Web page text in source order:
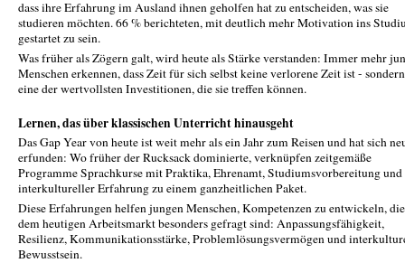
dass ihre Erfahrung im Ausland ihnen geholfen hat zu entscheiden, was sie
studieren möchten. 66 % berichteten, mit deutlich mehr Motivation ins
gestartet zu sein.
Was früher als Zögern galt, wird heute als Stärke verstanden: Immer mehr
Menschen erkennen, dass Zeit für sich selbst keine verlorene Zeit ist - sondern
eine der wertvollsten Investitionen, die sie treffen können.
Lernen, das über klassischen Unterricht hinausgeht
Das Gap Year von heute ist weit mehr als ein Jahr zum Reisen und hat sich
erfunden: Wo früher der Rucksack dominierte, verknüpfen zeitgemäße
Programme Sprachkurse mit Praktika, Ehrenamt, Studiumsvorbereitung und
interkultureller Erfahrung zu einem ganzheitlichen Paket.
Diese Erfahrungen helfen jungen Menschen, Kompetenzen zu entwickeln,
dem heutigen Arbeitsmarkt besonders gefragt sind: Anpassungsfähigkeit,
Resilienz, Kommunikationsstärke, Problemlösungsvermögen und
Bewusstsein.